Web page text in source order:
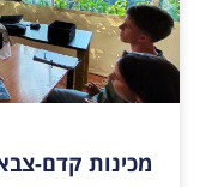
מכינות קדם-